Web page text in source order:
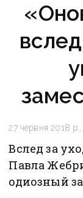
27 червня 2018
Вслед за
Павла
одиозный